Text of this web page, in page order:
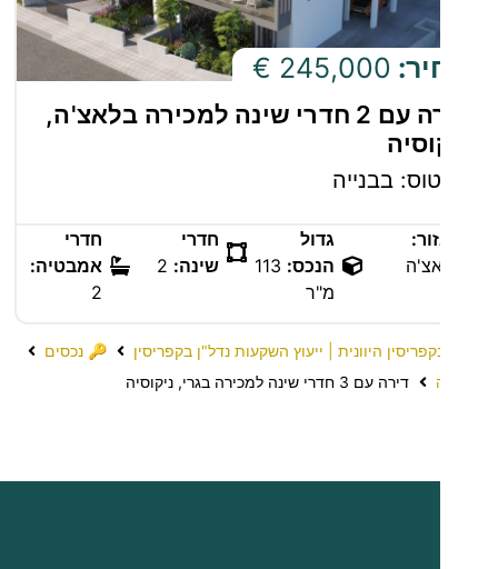
245,000 €
דירה עם 2 חדרי שינה למכירה בלאצ'ה,
בבנייה
הנכס: 113
חדרי
שינה:2
אמבטיה:
היוונית | ייעוץ השקעות נדל"ן בקפריסין
🔑 נכסים
דירה עם 3 חדרי שינה למכירה בגרי, ניקוסיה